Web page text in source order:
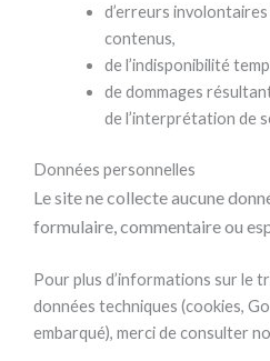
d’erreurs
contenus,
de l’indisponibilité
de dommages
de l’interprétation de
Données personnelles
Le site ne collecte aucune
formulaire, commentaire ou
Pour plus d’informations sur le
données techniques (cookies,
embarqué), merci de consulter